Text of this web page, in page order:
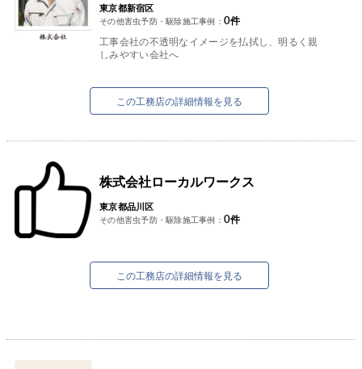
東京都新宿区
その他害虫予防・駆除施工事例： 0件
工事会社の不透明なイメージを払拭し、明るく親
しみやすい会社へ
私は約8年間、自...
この工務店の詳細情報を見る
株式会社ローカルワークス
東京都品川区
その他害虫予防・駆除施工事例： 0件
この工務店の詳細情報を見る